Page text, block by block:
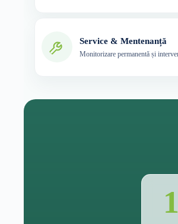
Service & Mentenanță
Monitorizare permanentă și